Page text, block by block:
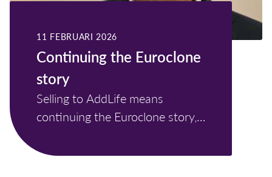
11 FEBRUARI 2026
Continuing the Euroclone
story
Selling to AddLife means
continuing the Euroclone story,